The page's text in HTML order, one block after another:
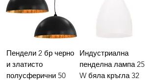
Пендели 2 бр черно
и златисто
полусферични 50
Индустриална
пенделна лампа 25
W бяла кръгла 32